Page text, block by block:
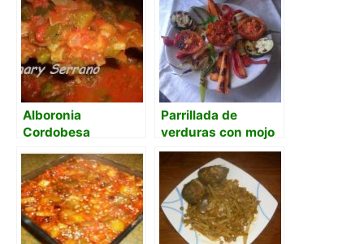
Alboronia
Cordobesa
Parrillada de
verduras con mojo
picón